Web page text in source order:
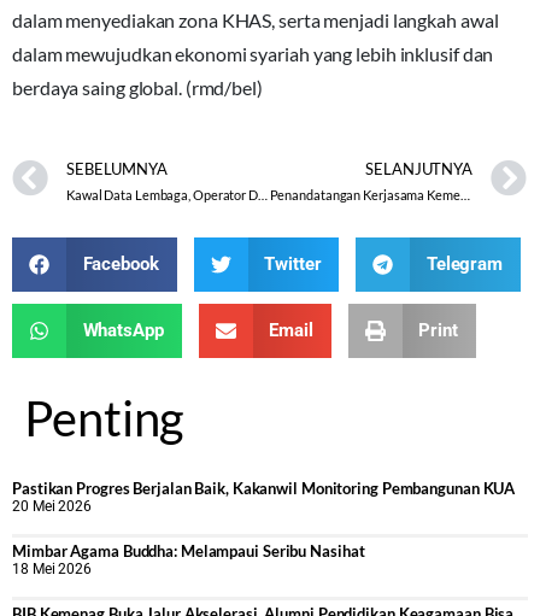
dalam menyediakan zona KHAS, serta menjadi langkah awal
dalam mewujudkan ekonomi syariah yang lebih inklusif dan
berdaya saing global. (rmd/bel)
SEBELUMNYA
Kawal Data Lembaga, Operator Data Ujung Tombak dalam Sistem Pendidikan Islam
SELANJUTNYA
Penandatangan Kerjasama Kemenag Kota Semarang dengan BPS BPIH
Facebook Twitter Telegram
WhatsApp Email Print
Penting
Pastikan Progres Berjalan Baik, Kakanwil Monitoring Pembangunan KUA
20 Mei 2026
Mimbar Agama Buddha: Melampaui Seribu Nasihat
18 Mei 2026